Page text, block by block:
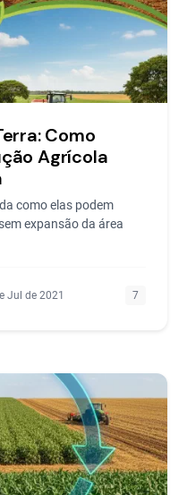
Como
Agrícola
como elas podem
expansão da área
Jul de 2021 7